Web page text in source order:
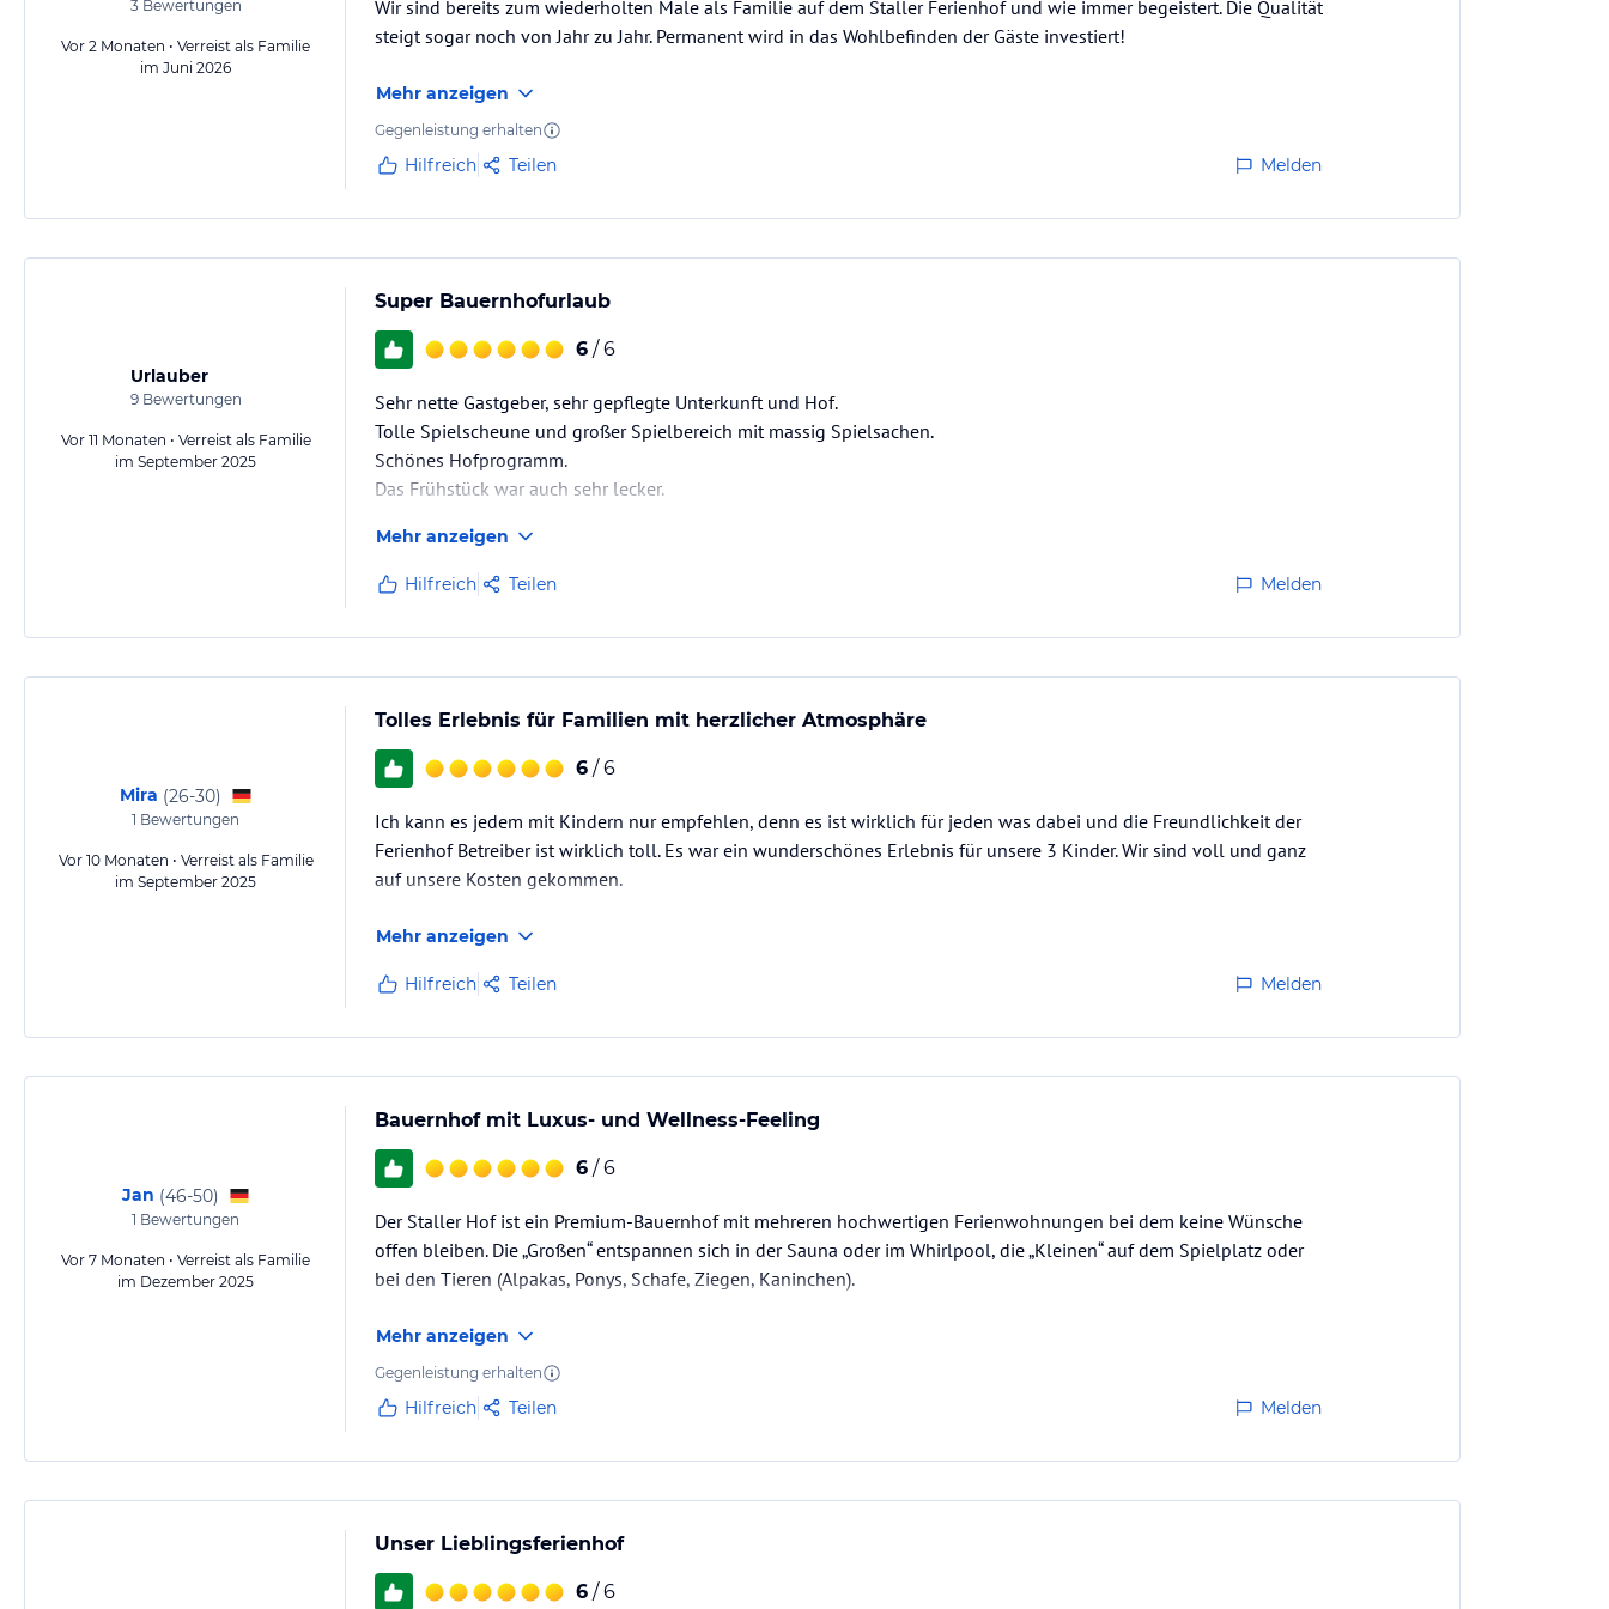
Gewähr und ohne Prüfung durch HolidayCheck. Bitte lies vor der Buchung die verbindlichen Angebotsdetailsdes
jeweiligen Veranstalters.
3Bewertungen
Vor 2 Monaten • Verreist als Familie
im Juni 2026
Wir sind bereits zum wiederholten Male als Familie auf dem Staller Ferienhof und wie immer begeistert. Die Qualität
steigt sogar noch von Jahr zu Jahr. Permanent wird in das Wohlbefinden der Gäste investiert!
Mehr anzeigen
Gegenleistung erhalten
Hilfreich Teilen Melden
Urlauber
9Bewertungen
Vor 11 Monaten • Verreist als Familie
im September 2025
Super Bauernhofurlaub
6 / 6
Sehr nette Gastgeber, sehr gepflegte Unterkunft und Hof.
Tolle Spielscheune und großer Spielbereich mit massig Spielsachen.
Schönes Hofprogramm.
Das Frühstück war auch sehr lecker.
Mehr anzeigen
Hilfreich Teilen Melden
Mira (26-30)
1 Bewertungen
Vor 10 Monaten • Verreist als Familie
im September 2025
Tolles Erlebnis für Familien mit herzlicher Atmosphäre
6 / 6
Ich kann es jedem mit Kindern nur empfehlen, denn es ist wirklich für jeden was dabei und die Freundlichkeit der
Ferienhof Betreiber ist wirklich toll. Es war ein wunderschönes Erlebnis für unsere 3 Kinder. Wir sind voll und ganz
auf unsere Kosten gekommen.
Mehr anzeigen
Hilfreich Teilen Melden
Jan (46-50)
1 Bewertungen
Vor 7 Monaten • Verreist als Familie
im Dezember 2025
Bauernhof mit Luxus- und Wellness-Feeling
6 / 6
Der Staller Hof ist ein Premium-Bauernhof mit mehreren hochwertigen Ferienwohnungen bei dem keine Wünsche
offen bleiben. Die „Großen“ entspannen sich in der Sauna oder im Whirlpool, die „Kleinen“ auf dem Spielplatz oder
bei den Tieren (Alpakas, Ponys, Schafe, Ziegen, Kaninchen).
Mehr anzeigen
Gegenleistung erhalten
Hilfreich Teilen Melden
Unser Lieblingsferienhof
6 / 6